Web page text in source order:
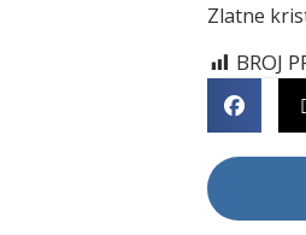
Zlatne
BROJ